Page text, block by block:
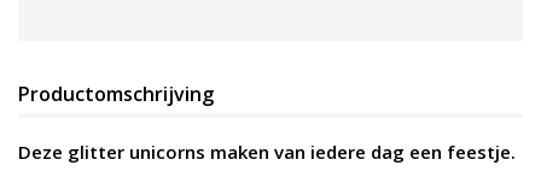
Productomschrijving
Deze glitter unicorns maken van iedere dag een feestje.